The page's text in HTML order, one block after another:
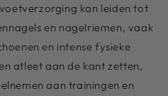
kan leiden tot
en nagelriemen, vaak
en intense fysieke
atleet aan de kant zetten,
aan trainingen en